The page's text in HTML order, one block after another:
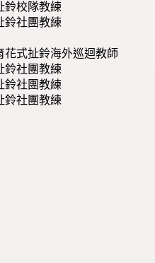
鈴校隊教練
鈴社團教練
花式扯鈴海外巡迴教師
鈴社團教練
鈴社團教練
鈴社團教練